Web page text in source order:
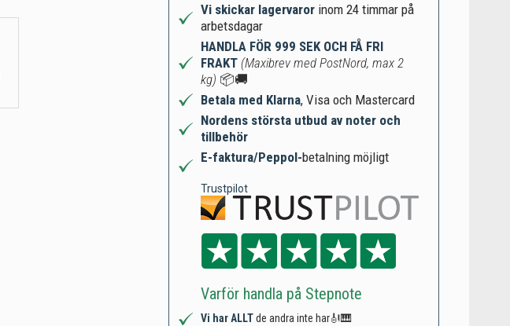
Vi skickar lagervaror inom 24 timmar på
arbetsdagar
HANDLA FÖR 999 SEK OCH FÅ FRI
FRAKT (Maxibrev med PostNord, max 2
kg) 📦🚚
Betala med Klarna, Visa och Mastercard
Nordens största utbud av noter och
tillbehör
E-faktura/Peppol-betalning möjligt
Trustpilot
Varför handla på Stepnote
Vi har ALLTde andra inte har🎻🎹